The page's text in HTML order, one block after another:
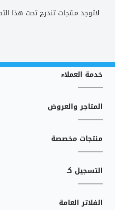
لاتوجد منتجات تندرج تحت هذا
خدمة العملاء
المتاجر والعروض
منتجات مخصصة
التسجيل كـ
الفلاتر العامة